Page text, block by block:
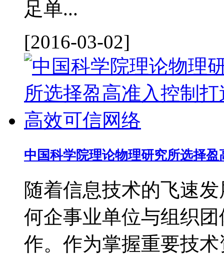
足单...
[2016-03-02]
中国科学院理论物理研究所选择
随着信息技术的飞速
何企事业单位与组织
作。作为掌握重要技